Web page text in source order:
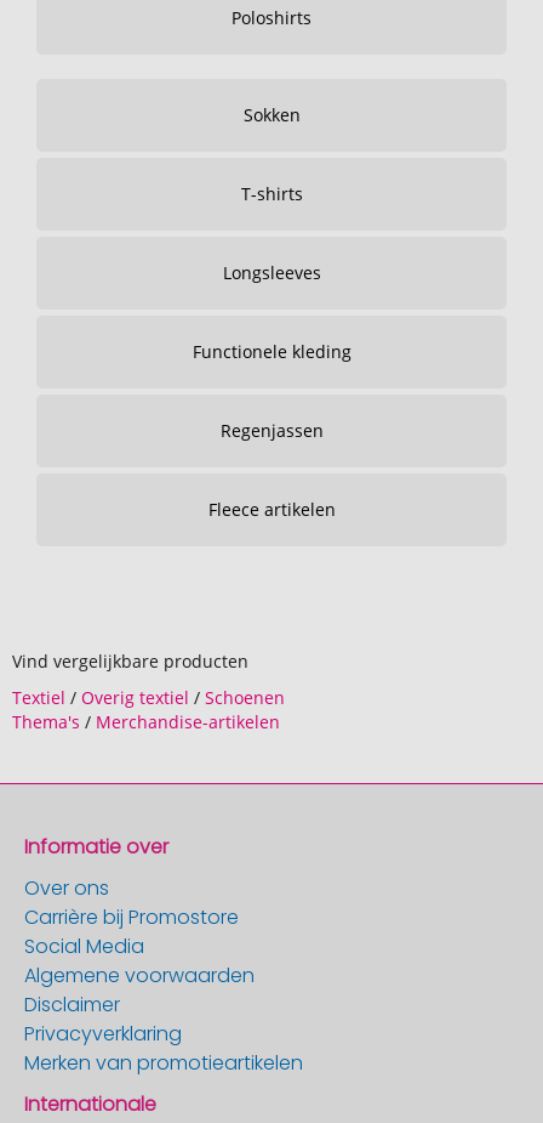
Poloshirts
Sokken
T-shirts
Longsleeves
Functionele kleding
Regenjassen
Fleece artikelen
Vind vergelijkbare producten
Textiel / Overig textiel / Schoenen
Thema's / Merchandise-artikelen
Informatie over
Over ons
Carrière bij Promostore
Social Media
Algemene voorwaarden
Disclaimer
Privacyverklaring
Merken van promotieartikelen
Internationale